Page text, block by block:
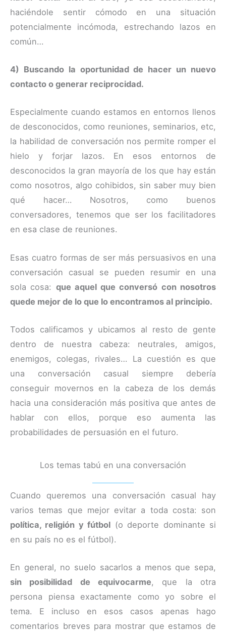
haciéndole sentir cómodo en una situación
potencialmente incómoda, estrechando lazos en
común…
4) Buscando la oportunidad de hacer un nuevo
contacto o generar reciprocidad.
Especialmente cuando estamos en entornos llenos
de desconocidos, como reuniones, seminarios, etc,
la habilidad de conversación nos permite romper el
hielo y forjar lazos. En esos entornos de
desconocidos la gran mayoría de los que hay están
como nosotros, algo cohibidos, sin saber muy bien
qué hacer… Nosotros, como buenos
conversadores, tenemos que ser los facilitadores
en esa clase de reuniones.
Esas cuatro formas de ser más persuasivos en una
conversación casual se pueden resumir en una
sola cosa: que aquel que conversó con nosotros
quede mejor de lo que lo encontramos al principio.
Todos calificamos y ubicamos al resto de gente
dentro de nuestra cabeza: neutrales, amigos,
enemigos, colegas, rivales… La cuestión es que
una conversación casual siempre debería
conseguir movernos en la cabeza de los demás
hacia una consideración más positiva que antes de
hablar con ellos, porque eso aumenta las
probabilidades de persuasión en el futuro.
Los temas tabú en una conversación
Cuando queremos una conversación casual hay
varios temas que mejor evitar a toda costa: son
política, religión y fútbol (o deporte dominante si
en su país no es el fútbol).
En general, no suelo sacarlos a menos que sepa,
sin posibilidad de equivocarme, que la otra
persona piensa exactamente como yo sobre el
tema. E incluso en esos casos apenas hago
comentarios breves para mostrar que estamos de